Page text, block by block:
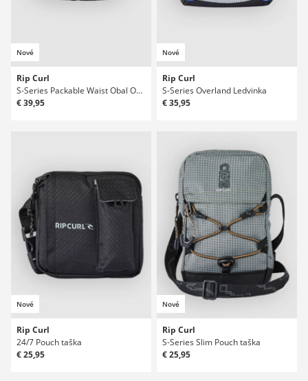
Nové
Rip Curl
S-Series Packable Waist Obal Obal
€ 39,95
Nové
Rip Curl
S-Series Overland Ledvinka
€ 35,95
Nové
Rip Curl
24/7 Pouch taška
€ 25,95
Nové
Rip Curl
S-Series Slim Pouch taška
€ 25,95